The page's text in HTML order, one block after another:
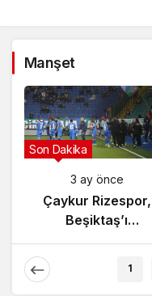
Manşet
Gündem
3 ay önce
Yunanistan’da
Zeybek Tartışması
1